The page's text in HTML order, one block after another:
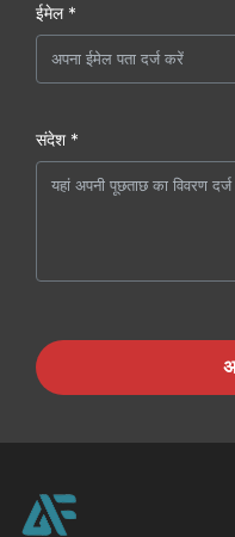
ईमेल *
संदेश *